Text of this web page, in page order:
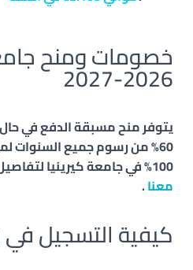
خصومات ومنح
2026-2027
60% من رسوم جميع السنوات
100% في جامعة كيرينيا لتفاصيل اكثر
معنا.
كيفية التسجيل في